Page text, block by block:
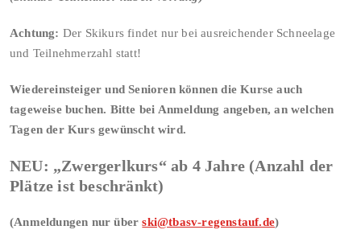
Achtung: Der Skikurs findet nur bei ausreichender Schneelage
und Teilnehmerzahl statt!
Wiedereinsteiger und Senioren können die Kurse auch
tageweise buchen. Bitte bei Anmeldung angeben, an welchen
Tagen der Kurs gewünscht wird.
NEU: „Zwergerlkurs“ ab 4 Jahre (Anzahl der
Plätze ist beschränkt)
(Anmeldungen nur überski@tbasv-regenstauf.de)